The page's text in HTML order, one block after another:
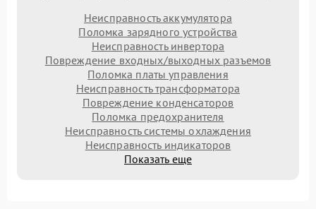
Неисправность аккумулятора
Поломка зарядного устройства
Неисправность инвертора
Повреждение входных/выходных разъемов
Поломка платы управления
Неисправность трансформатора
Повреждение конденсаторов
Поломка предохранителя
Неисправность системы охлаждения
Неисправность индикаторов
Показать еще